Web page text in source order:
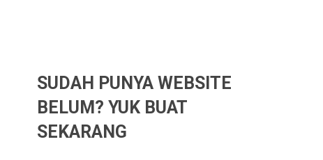
SUDAH PUNYA WEBSITE
BELUM? YUK BUAT
SEKARANG